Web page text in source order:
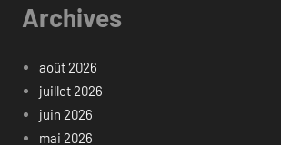
Archives
août 2026
juillet 2026
juin 2026
mai 2026